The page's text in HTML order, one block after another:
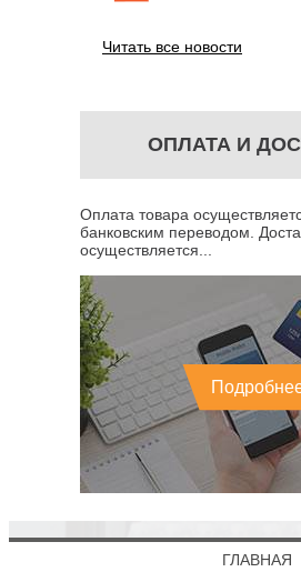
Читать все новости
ОПЛАТА И
Оплата товара
банковским переводом.
осуществляется...
ГЛАВНАЯ